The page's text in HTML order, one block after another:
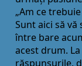
„Am ce
Sunt aici să vă
între bare
acest drum.
răspunsurile,